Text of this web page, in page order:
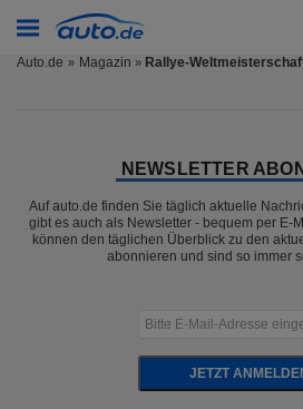
Auto.de Magazin » Rallye-
NEWSLETTER
Auf auto.de finden Sie täglich aktuelle
gibt es auch als Newsletter - bequem per E-
können den täglichen Überblick zu den
abonnieren und sind so immer
JETZT